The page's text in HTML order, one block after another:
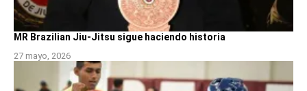
MR Brazilian Jiu-Jitsu sigue haciendo historia
27 mayo, 2026